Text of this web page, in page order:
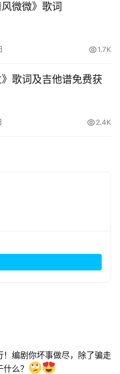
微微》歌词
1.7K
歌词及吉他谱免费获
2.4K
编剧你坏事做尽，除了骗走
么？